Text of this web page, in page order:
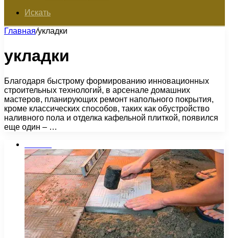
Искать
Главная/укладки
укладки
Благодаря быстрому формированию инновационных
строительных технологий, в арсенале домашних
мастеров, планирующих ремонт напольного покрытия,
кроме классических способов, таких как обустройство
наливного пола и отделка кафельной плиткой, появился
еще один – …